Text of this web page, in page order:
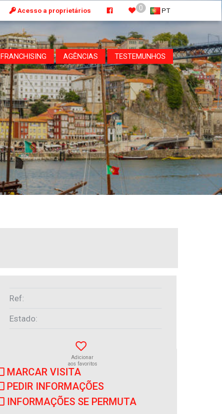
Acesso a proprietários 0 PT
FRANCHISING AGÊNCIAS TESTEMUNHOS
Ref:
Estado:
Adicionar
aos favoritos
IMÓVEIS SEMELHANTES
MARCAR VISITA
PEDIR INFORMAÇÕES
INFORMAÇÕES SE PERMUTA